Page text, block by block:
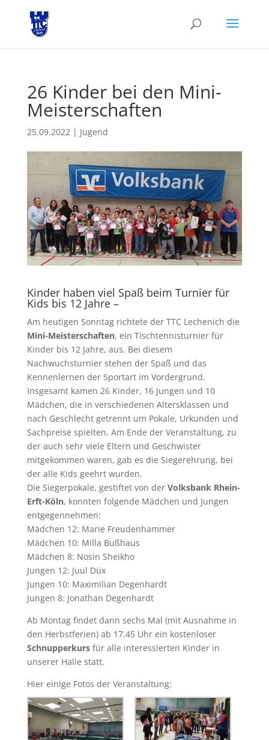
26 Kinder bei den Mini-
Meisterschaften
25.09.2022| Jugend
Kinder haben viel Spaß beim Turnier für
Kids bis 12 Jahre –
Am heutigen Sonntag richtete der TTC Lechenich die
Mini-Meisterschaften, ein Tischtennisturnier für
Kinder bis 12 Jahre, aus. Bei diesem
Nachwuchsturnier stehen der Spaß und das
Kennenlernen der Sportart im Vordergrund.
Insgesamt kamen 26 Kinder, 16 Jungen und 10
Mädchen, die in verschiedenen Altersklassen und
nach Geschlecht getrennt um Pokale, Urkunden und
Sachpreise spielten. Am Ende der Veranstaltung, zu
der auch sehr viele Eltern und Geschwister
mitgekommen waren, gab es die Siegerehrung, bei
der alle Kids geehrt wurden.
Die Siegerpokale, gestiftet von der Volksbank Rhein-
Erft-Köln, konnten folgende Mädchen und Jungen
entgegennehmen:
Mädchen 12: Marie Freudenhammer
Mädchen 10: Milla Bußhaus
Mädchen 8: Nosin Sheikho
Jungen 12: Juul Düx
Jungen 10: Maximilian Degenhardt
Jungen 8: Jonathan Degenhardt
Ab Montag findet dann sechs Mal (mit Ausnahme in
den Herbstferien) ab 17.45 Uhr ein kostenloser
Schnupperkursfür alle interessierten Kinder in
unserer Halle statt.
Hier einige Fotos der Veranstaltung: